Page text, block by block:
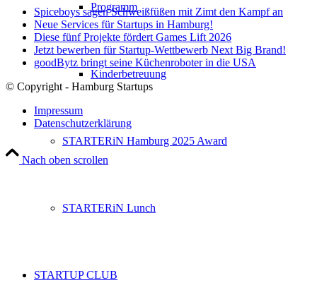
Programm
Kinderbetreuung
STARTERiN Hamburg 2025 Award
STARTERiN Lunch
STARTUP CLUB
Spiceboys sagen Schweißfüßen mit Zimt den Kampf an
Neue Services für Startups in Hamburg!
Diese fünf Projekte fördert Games Lift 2026
Jetzt bewerben für Startup-Wettbewerb Next Big Brand!
goodBytz bringt seine Küchenroboter in die USA
© Copyright - Hamburg Startups
Impressum
Datenschutzerklärung
Nach oben scrollen